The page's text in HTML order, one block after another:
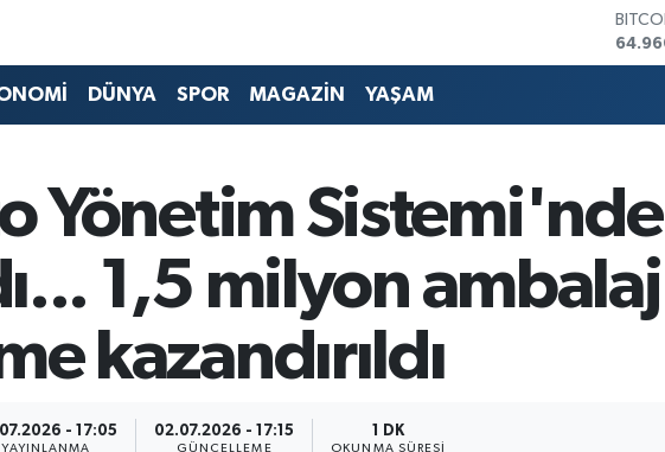
EURO
DÜNYA SPOR MAGAZİN YAŞAM
Yönetim
1,5 milyon
kazandırıldı
- 17:05
YAYINLANMA
02.07.2026 - 17:15
GÜNCELLEME
1 DK
OKUNMA SÜRESI